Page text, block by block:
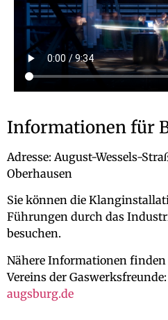
Informationen für
Adresse: August-Wessels-
Oberhausen
Sie können die
Führungen durch das
besuchen.
Nähere Informationen finden
Vereins der Gaswerksfreunde:
augsburg.de